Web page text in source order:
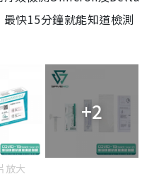
快15分鐘就能知道檢測
+2
放大